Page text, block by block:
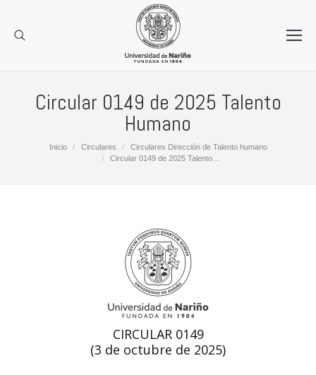
Circular 0149 de 2025 Talento
Humano
Estás aquí:
Inicio Circulares
Circulares Dirección de Talento humano
Circular 0149 de 2025 Talento…
CIRCULAR 0149
(3 de octubre de 2025)